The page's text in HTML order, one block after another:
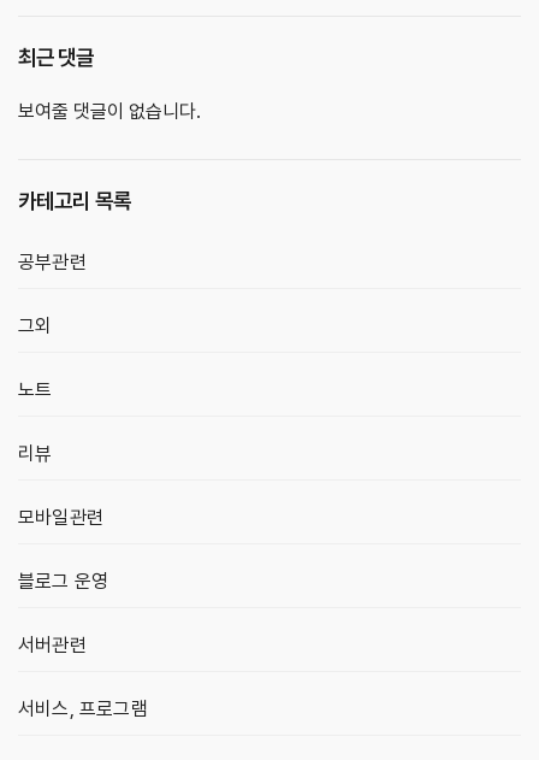
최근 댓글
보여줄 댓글이 없습니다.
카테고리 목록
공부관련
그외
노트
리뷰
모바일관련
블로그 운영
서버관련
서비스, 프로그램